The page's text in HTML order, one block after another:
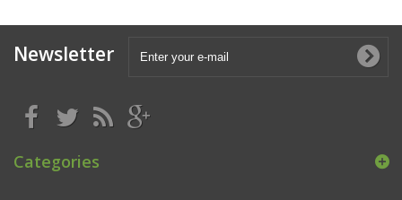
Newsletter
Categories